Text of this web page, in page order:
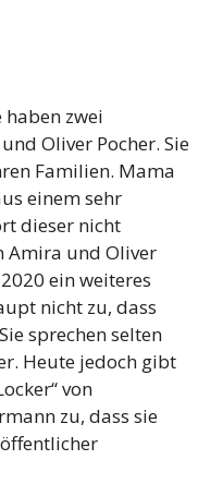
haben zwei
Oliver Pocher. Sie
Familien. Mama
einem sehr
dieser nicht
Amira und Oliver
ein weiteres
nicht zu, dass
sprechen selten
Heute jedoch gibt
von
zu, dass sie